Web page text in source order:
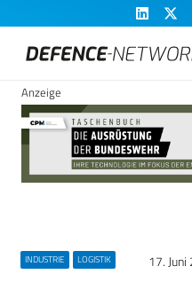
Anzeige
INDUSTRIE LOGISTIK 17.